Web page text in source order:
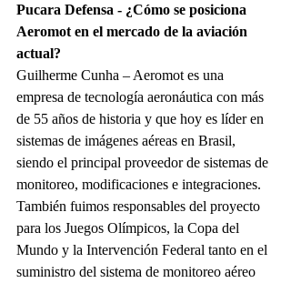
Pucara Defensa - ¿Cómo se posiciona
Aeromot en el mercado de la aviación
actual?
Guilherme Cunha – Aeromot es una
empresa de tecnología aeronáutica con más
de 55 años de historia y que hoy es líder en
sistemas de imágenes aéreas en Brasil,
siendo el principal proveedor de sistemas de
monitoreo, modificaciones e integraciones.
También fuimos responsables del proyecto
para los Juegos Olímpicos, la Copa del
Mundo y la Intervención Federal tanto en el
suministro del sistema de monitoreo aéreo